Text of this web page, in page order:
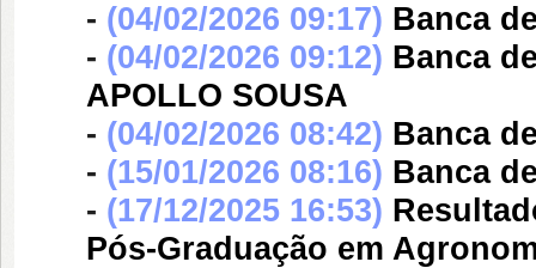
- (04/02/2026 09:17) Banca
- (04/02/2026 09:12) Banca
APOLLO SOUSA
- (04/02/2026 08:42) Banca
- (15/01/2026 08:16) Banca
- (17/12/2025 16:53)
Pós-Graduação em